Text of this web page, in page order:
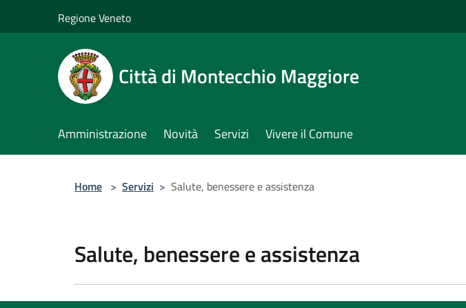
Regione Veneto
Città di Montecchio Maggiore
Amministrazione Novità Servizi Vivere il Comune
Home > Servizi > Salute, benessere e assistenza
Salute, benessere e assistenza